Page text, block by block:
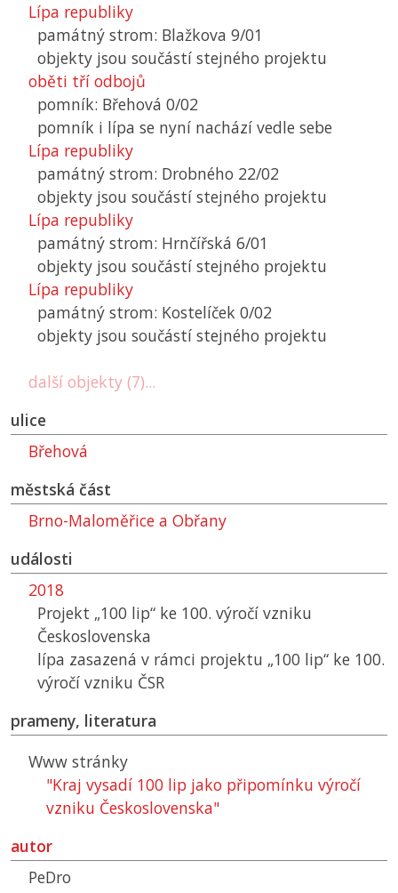
Lípa republiky
památný strom: Blažkova 9/01
objekty jsou součástí stejného projektu
oběti tří odbojů
pomník: Břehová 0/02
pomník i lípa se nyní nachází vedle sebe
Lípa republiky
památný strom: Drobného 22/02
objekty jsou součástí stejného projektu
Lípa republiky
památný strom: Hrnčířská 6/01
objekty jsou součástí stejného projektu
Lípa republiky
památný strom: Kostelíček 0/02
objekty jsou součástí stejného projektu
další objekty (7)...
ulice
Břehová
městská část
Brno-Maloměřice a Obřany
události
2018
Projekt „100 lip“ ke 100. výročí vzniku
Československa
lípa zasazená v rámci projektu „100 lip“ ke 100.
výročí vzniku ČSR
prameny, literatura
Www stránky
"Kraj vysadí 100 lip jako připomínku výročí
vzniku Československa"
autor
PeDro